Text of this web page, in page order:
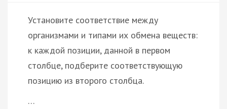
Установите соответствие между
организмами и типами их обмена веществ:
к каждой позиции, данной в первом
столбце, подберите соответствующую
позицию из второго столбца.
…